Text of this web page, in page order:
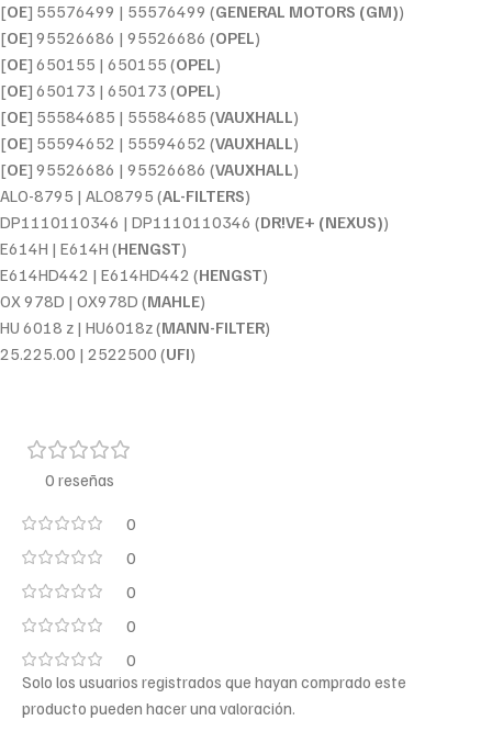
[OE] 55576499 | 55576499 (GENERAL MOTORS (GM))
[OE] 95526686 | 95526686 (OPEL)
[OE] 650155 | 650155 (OPEL)
[OE] 650173 | 650173 (OPEL)
[OE] 55584685 | 55584685 (VAUXHALL)
[OE] 55594652 | 55594652 (VAUXHALL)
[OE] 95526686 | 95526686 (VAUXHALL)
ALO-8795 | ALO8795 (AL-FILTERS)
DP1110110346 | DP1110110346 (DR!VE+ (NEXUS))
E614H | E614H (HENGST)
E614HD442 | E614HD442 (HENGST)
OX 978D | OX978D (MAHLE)
HU 6018 z | HU6018z (MANN-FILTER)
25.225.00 | 2522500 (UFI)
0 reseñas
0
0
0
0
0
Solo los usuarios registrados que hayan comprado este
producto pueden hacer una valoración.